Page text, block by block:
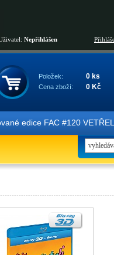
Nepřihlášen
Položek: 0 ks
Cena zboží: 0 Kč
FAC #120